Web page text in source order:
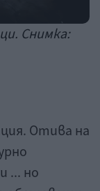
Снимка:
Отива на
... но